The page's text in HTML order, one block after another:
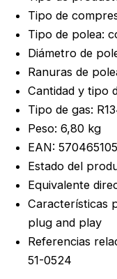
Tipo de
Tipo de polea:
Diámetro de
Ranuras de
Cantidad y tipo
Tipo de gas:
Peso: 6,80 kg
EAN:
Estado del
Equivalente
Características
plug and play
Referencias
51-0524